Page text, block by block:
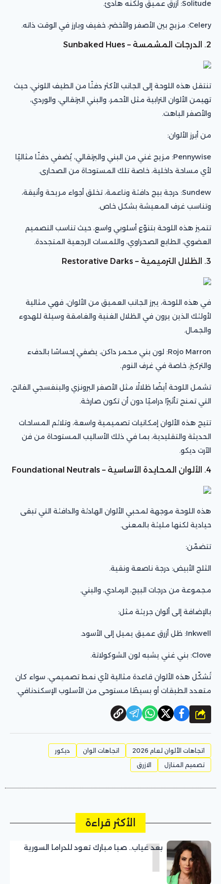
Solitude: أزرق عميق ولكنه هادئ.
Celery: مزيج بين الأصفر والأخضر، خفيف وبارز في الوقت ذاته.
2. الدرجات المشمسة – Sunbaked Hues
تنتقل هذه اللوحة إلى الجانب الأكثر دفئًا من الطيف اللوني، حيث
تهيمن الألوان الترابية مثل الأحمر، والبني البرتقالي، والوردي،
والأصفر الباهت.
من أبرز الألوان:
Pennywise: مزيج غني من البني والبرتقالي، يُضفي دفئًا مثاليًا
لأي مساحة داخلية، خاصة تلك المستوحاة من الصحارى.
Sundew: درجة بيج دافئة وناعمة، تخلق أجواء مريحة وأنيقة،
وتناسب غرف المعيشة بشكل خاص.
تتميز هذه اللوحة بتنوّع أسلوبي واسع، حيث تناسب التصميم
العضوي، الطابع الصحراوي، واللمسات الرجعية المتجددة.
3. الظلال الترميمية – Restorative Darks
في هذه اللوحة، يبرز الجانب العميق من الألوان، فهي مثالية
لأولئك الذين يرون في الظلال الغنية والغامقة وسيلة للهدوء
والجمال.
Rojo Marron: لون بني محمر داكن، يضفي إحساسًا بالدفء
والتركيز، خاصة في غرف النوم.
تشمل اللوحة أيضًا ظلالًا مثل الأصفر البرونزي والبنفسجي الفاتح،
التي تمنح تأثيرًا دراميًا دون أن تكون صارخة.
تتيح هذه الألوان إمكانيات تصميمية واسعة، وتلائم المساحات
الحديثة والتقليدية، بما في ذلك الأساليب المستوحاة من فن
الآرت ديكو.
4. الألوان المحايدة الأساسية – Foundational Neutrals
هذه اللوحة موجهة لمحبي الألوان الهادئة والدافئة التي تبقى
حيادية لكنها مليئة بالمعنى.
تتضمّن:
الثلج الأبيض: درجة ناصعة ونقية.
مجموعة من درجات البيج، الرمادي، والبني.
بالإضافة إلى ألوان جريئة مثل:
Inkwell: ظل أزرق عميق يميل إلى الأسود.
Clove: بني غني يشبه لون الشوكولاتة.
تُشكّل هذه الألوان قاعدة مثالية لأي نمط تصميمي، سواء كان
متعدد الطبقات أو بسيطًا مستوحى من الأسلوب الإسكندنافي.
شارك
اتجاهات الألوان لعام 2026 اتجاهات الوان
ديكور
تصميم المنازل
الازرق
الأكثر قراءة
1
بعد غياب.. صبا مبارك تعود للدراما السورية